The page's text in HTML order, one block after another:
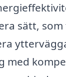
sätt,
med